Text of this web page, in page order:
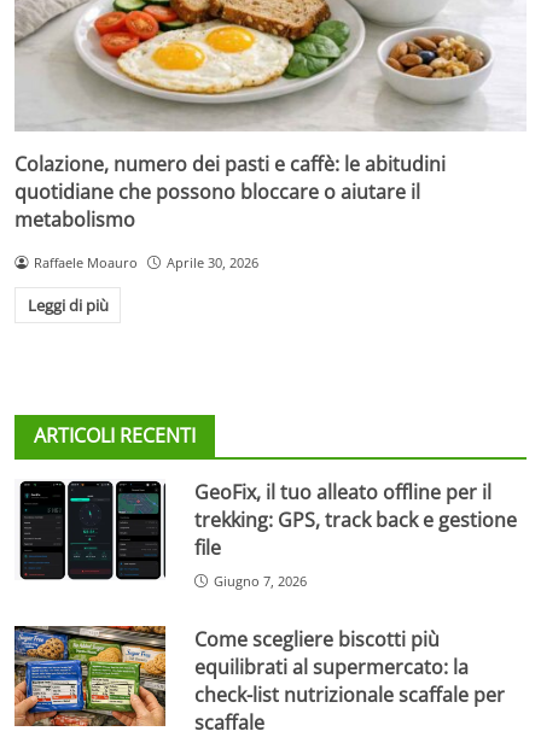
Colazione, numero dei pasti e caffè: le abitudini
quotidiane che possono bloccare o aiutare il
metabolismo
Raffaele Moauro Aprile 30, 2026
Leggi di più
ARTICOLI RECENTI
GeoFix, il tuo alleato offline per il
trekking: GPS, track back e gestione
file
Giugno 7, 2026
Come scegliere biscotti più
equilibrati al supermercato: la
check-list nutrizionale scaffale per
scaffale